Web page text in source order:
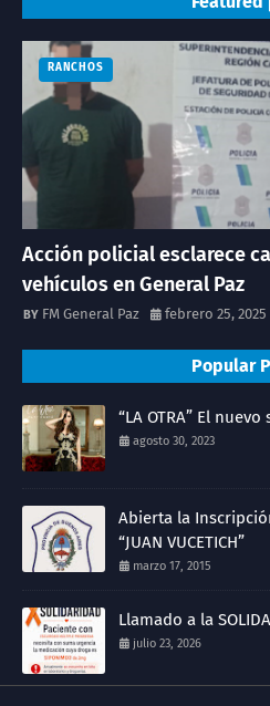
RANCHOS
Acción policial esclarece
vehículos en General Paz
FM General Paz febrero 25, 2025
Popular
“LA OTRA” El nuevo
agosto 30, 2023
Abierta la
“JUAN VUCETICH”
marzo 17, 2015
Llamado a la
julio 23, 2026